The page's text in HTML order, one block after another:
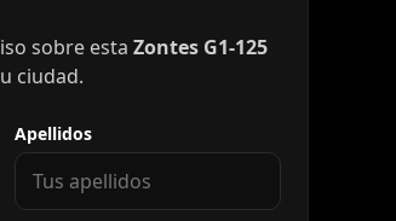
sobre esta Zontes G1-125
ciudad.
Apellidos